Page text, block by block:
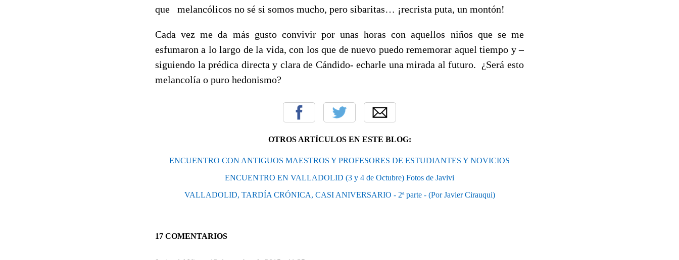
que melancólicos no sé si somos mucho, pero sibaritas… ¡recrista puta, un montón!
Cada vez me da más gusto convivir por unas horas con aquellos niños que se me
esfumaron a lo largo de la vida, con los que de nuevo puedo rememorar aquel tiempo y –
siguiendo la prédica directa y clara de Cándido- echarle una mirada al futuro. ¿Será esto
melancolía o puro hedonismo?
OTROS ARTÍCULOS EN ESTE BLOG:
ENCUENTRO CON ANTIGUOS MAESTROS Y PROFESORES DE ESTUDIANTES Y NOVICIOS
ENCUENTRO EN VALLADOLID (3 y 4 de Octubre) Fotos de Javivi
VALLADOLID, TARDÍA CRÓNICA, CASI ANIVERSARIO - 2ª parte - (Por Javier Cirauqui)
17 COMENTARIOS